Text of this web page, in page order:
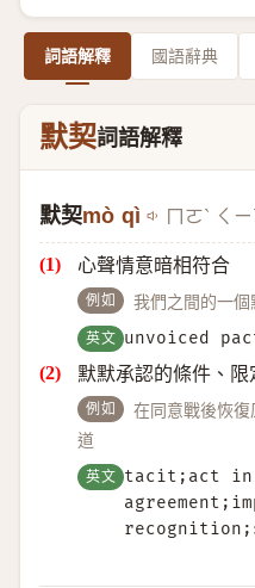
詞語解釋 國語辭典
默契詞語解釋
默契mò qì ㄇㄛˋ ㄑㄧ
心聲情意暗相符合
例如 我們之間的一個
英文 unvoiced
默默承認的條件、限
例如
在同意戰後恢
道
英文 tacit;act